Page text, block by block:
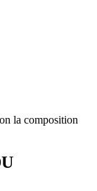
la composition